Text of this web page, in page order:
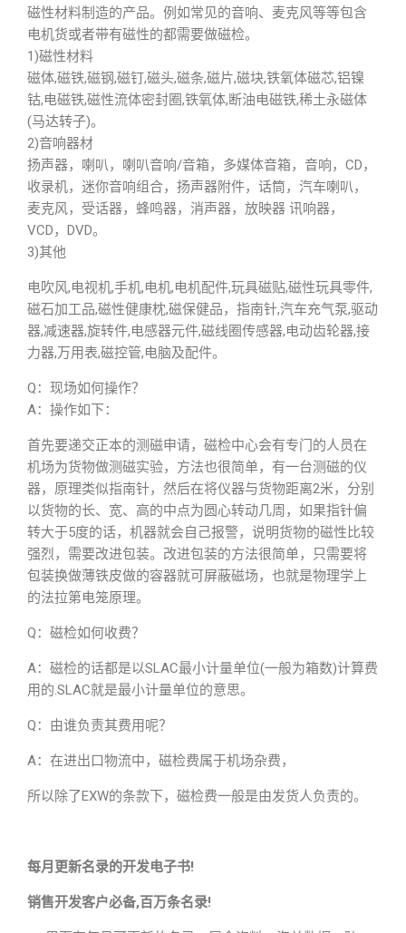
磁性材料制造的产品。例如常见的音响、麦克风等等包含
电机货或者带有磁性的都需要做磁检。
1)磁性材料
磁体,磁铁,磁钢,磁钉,磁头,磁条,磁片,磁块,铁氧体磁芯,铝镍
钴,电磁铁,磁性流体密封圈,铁氧体,断油电磁铁,稀土永磁体
(马达转子)。
2)音响器材
扬声器，喇叭，喇叭音响/音箱，多媒体音箱，音响，CD，
收录机，迷你音响组合，扬声器附件，话筒，汽车喇叭，
麦克风，受话器，蜂鸣器，消声器，放映器 讯响器，
VCD，DVD。
3)其他
电吹风,电视机,手机,电机,电机配件,玩具磁贴,磁性玩具零件,
磁石加工品,磁性健康枕,磁保健品，指南针,汽车充气泵,驱动
器,减速器,旋转件,电感器元件,磁线圈传感器,电动齿轮器,接
力器,万用表,磁控管,电脑及配件。
Q：现场如何操作？
A：操作如下：
首先要递交正本的测磁申请，磁检中心会有专门的人员在
机场为货物做测磁实验，方法也很简单，有一台测磁的仪
器，原理类似指南针，然后在将仪器与货物距离2米，分别
以货物的长、宽、高的中点为圆心转动几周，如果指针偏
转大于5度的话，机器就会自己报警，说明货物的磁性比较
强烈，需要改进包装。改进包装的方法很简单，只需要将
包装换做薄铁皮做的容器就可屏蔽磁场，也就是物理学上
的法拉第电笼原理。
Q：磁检如何收费？
A：磁检的话都是以SLAC最小计量单位(一般为箱数)计算费
用的.SLAC就是最小计量单位的意思。
Q：由谁负责其费用呢？
A：在进出口物流中，磁检费属于机场杂费，
所以除了EXW的条款下，磁检费一般是由发货人负责的。
每月更新名录的开发电子书!
销售开发客户必备,百万条名录!